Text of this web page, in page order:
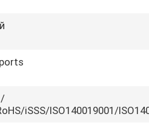
/
iSSS/ISO140019001/